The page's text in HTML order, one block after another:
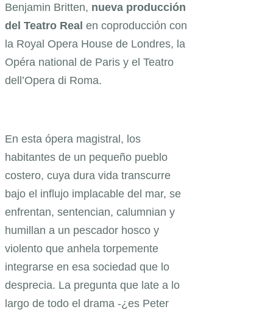
Benjamin Britten, nueva producción
del Teatro Real en coproducción con
la Royal Opera House de Londres, la
Opéra national de Paris y el Teatro
dell’Opera di Roma.
En esta ópera magistral, los
habitantes de un pequeño pueblo
costero, cuya dura vida transcurre
bajo el influjo implacable del mar, se
enfrentan, sentencian, calumnian y
humillan a un pescador hosco y
violento que anhela torpemente
integrarse en esa sociedad que lo
desprecia. La pregunta que late a lo
largo de todo el drama -¿es Peter